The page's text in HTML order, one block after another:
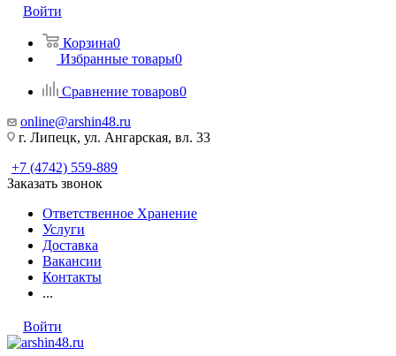
Войти
Корзина0
Избранные товары0
Сравнение товаров0
online@arshin48.ru
г. Липецк, ул. Ангарская, вл. 33
+7 (4742) 559-889
Заказать звонок
Ответственное Хранение
Услуги
Доставка
Вакансии
Контакты
...
Войти